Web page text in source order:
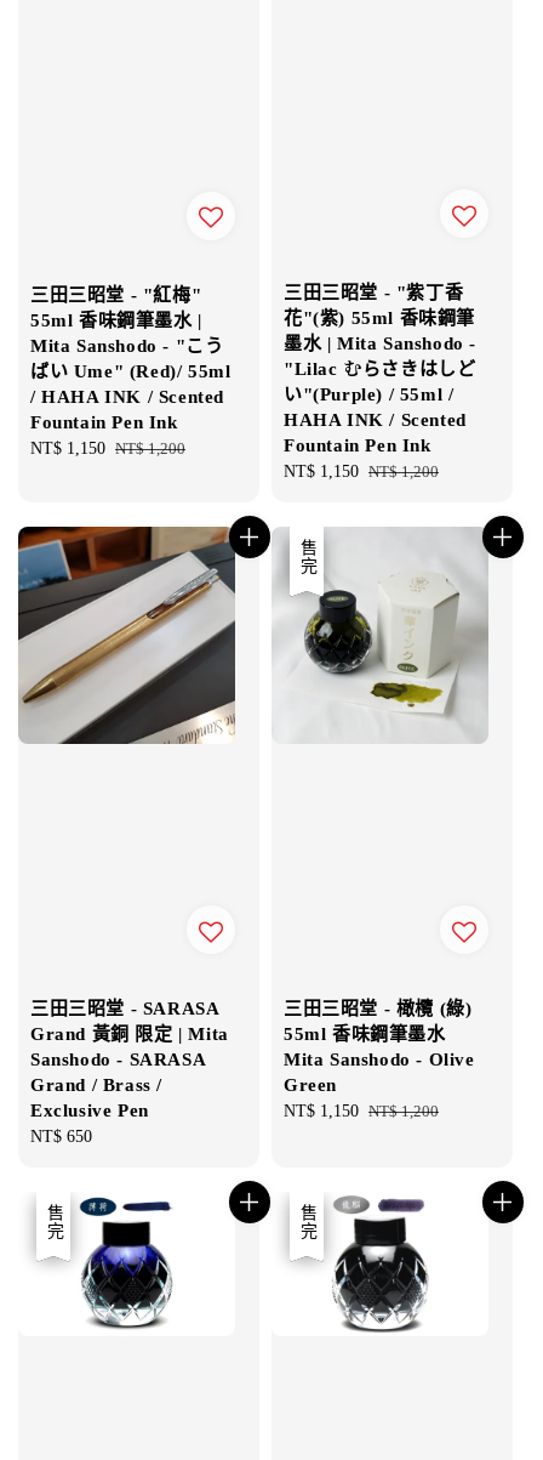
三田三昭堂 - "紅梅"
55ml 香味鋼筆墨水 |
Mita Sanshodo - "こう
ばい Ume" (Red)/ 55ml
/ HAHA INK / Scented
Fountain Pen Ink
Sale
NT$ 1,150 Regular
NT$ 1,200
三田三昭堂 - "紫丁香
花"(紫) 55ml 香味鋼筆
墨水 | Mita Sanshodo -
"Lilac むらさきはしど
い"(Purple) / 55ml /
HAHA INK / Scented
Fountain Pen Ink
Sale
NT$ 1,150 Regular
NT$ 1,200
三田三昭堂 - SARASA
Grand 黃銅 限定 | Mita
Sanshodo - SARASA
Grand / Brass /
Exclusive Pen
Regular
NT$ 650
優惠
售完
三田三昭堂 - 橄欖 (綠)
55ml 香味鋼筆墨水
Mita Sanshodo - Olive
Green
Sale
NT$ 1,150 Regular
NT$ 1,200
優惠
售完 優惠
售完